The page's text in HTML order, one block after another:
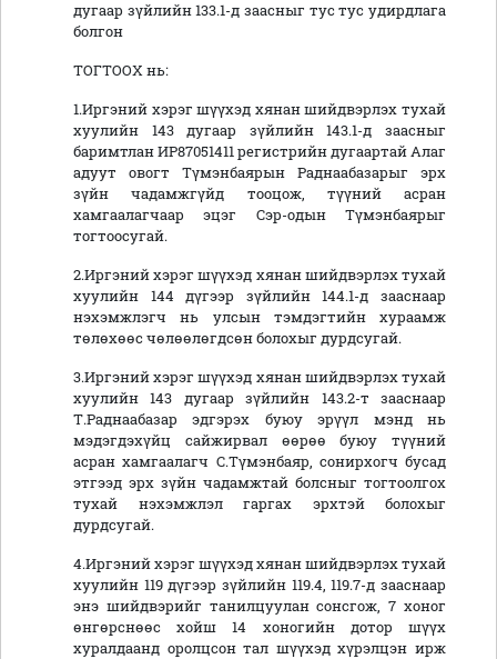
дугаар зүйлийн 133.1-д заасныг тус тус удирдлага
болгон
ТОГТООХ нь:
1.Иргэний хэрэг шүүхэд хянан шийдвэрлэх тухай
хуулийн 143 дугаар зүйлийн 143.1-д заасныг
баримтлан ИР87051411 регистрийн дугаартай Алаг
адуут овогт Түмэнбаярын Раднаабазарыг эрх
зүйн чадамжгүйд тооцож, түүний асран
хамгаалагчаар эцэг Сэр-одын Түмэнбаярыг
тогтоосугай.
2.Иргэний хэрэг шүүхэд хянан шийдвэрлэх тухай
хуулийн 144 дүгээр зүйлийн 144.1-д зааснаар
нэхэмжлэгч нь улсын тэмдэгтийн хураамж
төлөхөөс чөлөөлөгдсөн болохыг дурдсугай.
3.Иргэний хэрэг шүүхэд хянан шийдвэрлэх тухай
хуулийн 143 дугаар зүйлийн 143.2-т зааснаар
Т.Раднаабазар эдгэрэх буюу эрүүл мэнд нь
мэдэгдэхүйц сайжирвал өөрөө буюу түүний
асран хамгаалагч С.Түмэнбаяр, сонирхогч бусад
этгээд эрх зүйн чадамжтай болсныг тогтоолгох
тухай нэхэмжлэл гаргах эрхтэй болохыг
дурдсугай.
4.Иргэний хэрэг шүүхэд хянан шийдвэрлэх тухай
хуулийн 119 дүгээр зүйлийн 119.4, 119.7-д зааснаар
энэ шийдвэрийг танилцуулан сонсгож, 7 хоног
өнгөрснөөс хойш 14 хоногийн дотор шүүх
хуралдаанд оролцсон тал шүүхэд хүрэлцэн ирж